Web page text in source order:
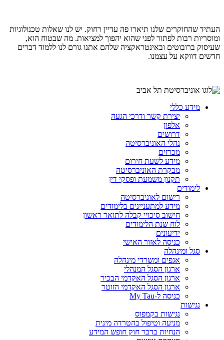
העתיד שהחוקרים שלנו תיארו פה עדיין רחוק. יש לנו שאלות טכנולוגיות
ומוסריות רבות לפתור לפני שהוא יהפוך למציאות. מה שבטוח הוא,
שעיסוק ברובוטים ובאינטראקציה שלהם אתנו גורם לנו ללמוד דברים
חדשים דווקא על עצמנו.
מידע כללי
יצירת קשר ודרכי הגעה
אלפון
דרושים
נהלי האוניברסיטה
מכרזים
מידע לשעת חירום
מבקרת האוניברסיטה
תקנון משמעת ופסקי דין
לימודים
רישום לאוניברסיטה
מידע למתעניינים בלימודים
חישוב סיכויי קבלה לתואר ראשון
לוח שנת הלימודים
ידיעונים
כניסה לאזור האישי
סגל ומינהלה
אגפים ומשרדי מינהלה
ארגון הסגל המנהלי
ארגון הסגל האקדמי הבכיר
ארגון הסגל האקדמי הזוטר
כניסה ל-My Tau
נגישות
נגישות בקמפוס
מניעה וטיפול בהטרדה מינית
הנחיות בדבר חוק חופש המידע